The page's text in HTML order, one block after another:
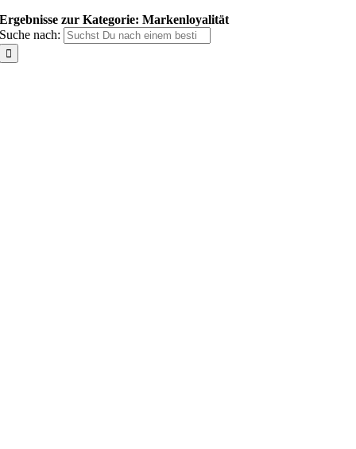
Ergebnisse zur Kategorie: Markenloyalität
Suche nach: